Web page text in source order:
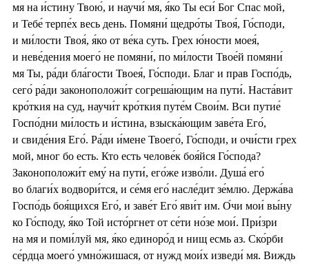
мя на и́стину Твою́, и научи́ мя, я́ко Ты еси́ Бог Спас мой,
и Тебе́ терпе́х весь день. Помяни́ щедро́ты Твоя́, Го́споди,
и ми́лости Твоя́, я́ко от ве́ка суть. Грех ю́ности моея́,
и неве́дения моего́ не помяни́, по ми́лости Твое́й помяни́
мя Ты, ра́ди бла́гости Твоея́, Го́споди. Благ и прав Госпо́дь,
сего́ ра́ди законоположи́т согреша́ющим на пути́. Наста́вит
кро́ткия на суд, научи́т кро́ткия путе́м Свои́м. Вси путие́
Госпо́дни ми́лость и и́стина, взыска́ющим заве́та Его́,
и свиде́ния Его́. Ра́ди и́мене Твоего́, Го́споди, и очи́сти грех
мой, мног бо есть. Кто есть челове́к боя́йся Го́спода?
Законоположи́т ему́ на пути́, его́же изво́ли. Душа́ его́
во благи́х водвори́тся, и се́мя его́ насле́дит зе́млю. Держа́ва
Госпо́дь боя́щихся Его́, и заве́т Его́ яви́т им. О́чи мои́ вы́ну
ко Го́споду, я́ко Той исто́ргнет от се́ти но́зе мои́. При́зри
на мя и поми́луй мя, я́ко единоро́д и нищ есмь аз. Ско́рби
се́рдца моего́ умно́жишася, от нужд мои́х изведи́ мя. Виждь